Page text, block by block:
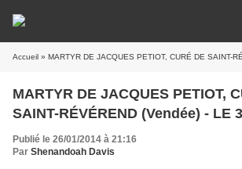
Accueil » MARTYR DE JACQUES PETIOT, CURÉ DE SAINT-RÉVÉREND
MARTYR DE JACQUES PETIOT,
SAINT-RÉVÉREND (Vendée) - LE
Publié le 26/01/2014 à 21:16
Par Shenandoah Davis